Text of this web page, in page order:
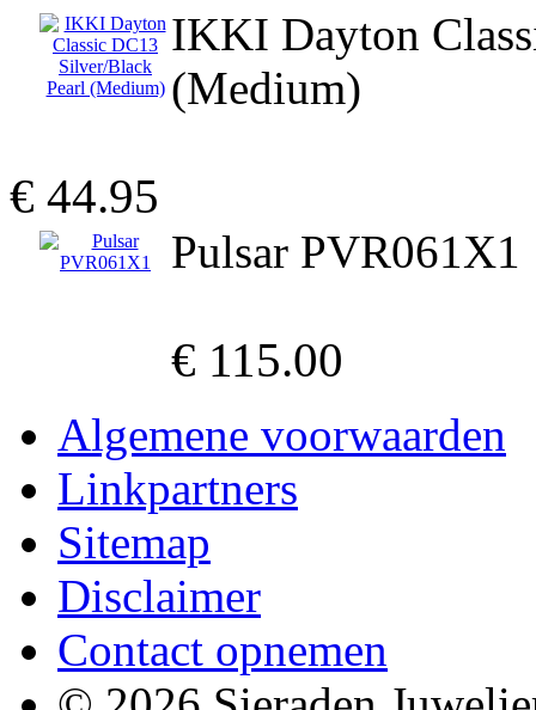
IKKI Dayton
(Medium)
€ 44.95
Pulsar PVR061X1
€ 115.00
Algemene voorwaarden
Linkpartners
Sitemap
Disclaimer
Contact opnemen